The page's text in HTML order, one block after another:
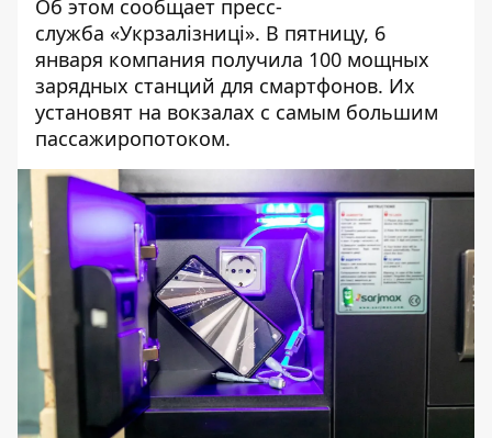
Об этом сообщает пресс-
служба «Укрзалізниці». В пятницу, 6
января компания получила 100 мощных
зарядных станций для смартфонов. Их
установят на вокзалах с самым большим
пассажиропотоком.